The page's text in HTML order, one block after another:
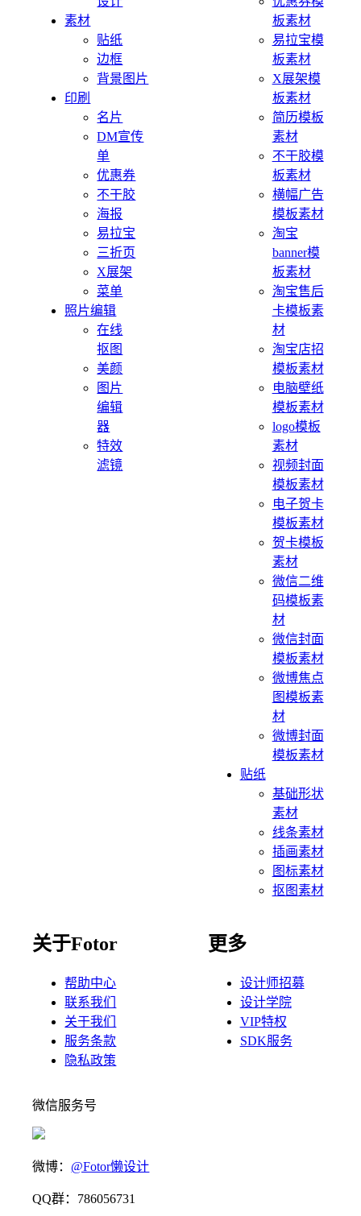
素材
贴纸
边框
背景图片
印刷
名片
DM宣传
单
优惠券
不干胶
海报
易拉宝
三折页
X展架
菜单
照片编辑
在线
抠图
美颜
图片
编辑
器
特效
滤镜
板素材
易拉宝模
板素材
X展架模
板素材
简历模板
素材
不干胶模
板素材
横幅广告
模板素材
淘宝
banner模
板素材
淘宝售后
卡模板素
材
淘宝店招
模板素材
电脑壁纸
模板素材
logo模板
素材
视频封面
模板素材
电子贺卡
模板素材
贺卡模板
素材
微信二维
码模板素
材
微信封面
模板素材
微博焦点
图模板素
材
微博封面
模板素材
贴纸
基础形状
素材
线条素材
插画素材
图标素材
抠图素材
关于Fotor
帮助中心
联系我们
关于我们
服务条款
隐私政策
更多
设计师招募
设计学院
VIP特权
SDK服务
微信服务号
微博： @Fotor懒设计
QQ群：786056731